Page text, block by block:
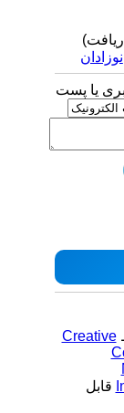
یا پست